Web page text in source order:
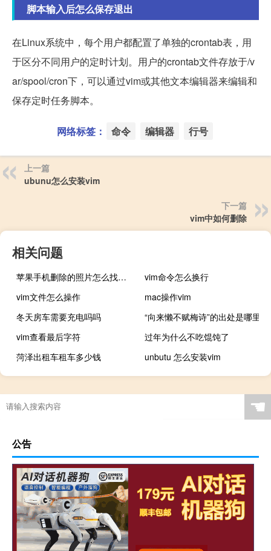
脚本输入后怎么保存退出
在Linux系统中，每个用户都配置了单独的crontab表，用
于区分不同用户的定时计划。用户的crontab文件存放于/v
ar/spool/cron下，可以通过vim或其他文本编辑器来编辑和
保存定时任务脚本。
网络标签： 命令 编辑器 行号
上一篇
ubunu怎么安装vim
下一篇
vim中如何删除
相关问题
苹果手机删除的照片怎么找回来也没有备份
vim命令怎么换行
vim文件怎么操作
mac操作vim
冬天房车需要充电吗吗
“向来懒不赋梅诗”的出处是哪里
vim查看最后字符
过年为什么不吃馄饨了
菏泽出租车租车多少钱
unbutu 怎么安装vim
☚
公告